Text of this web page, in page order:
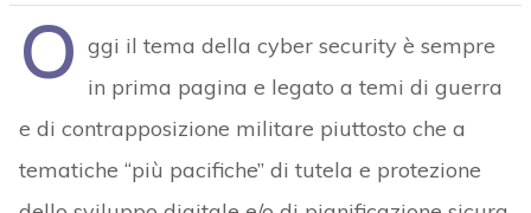
O ggi il tema della cyber security è sempre
in prima pagina e legato a temi di guerra
e di contrapposizione militare piuttosto che a
tematiche “più pacifiche” di tutela e protezione